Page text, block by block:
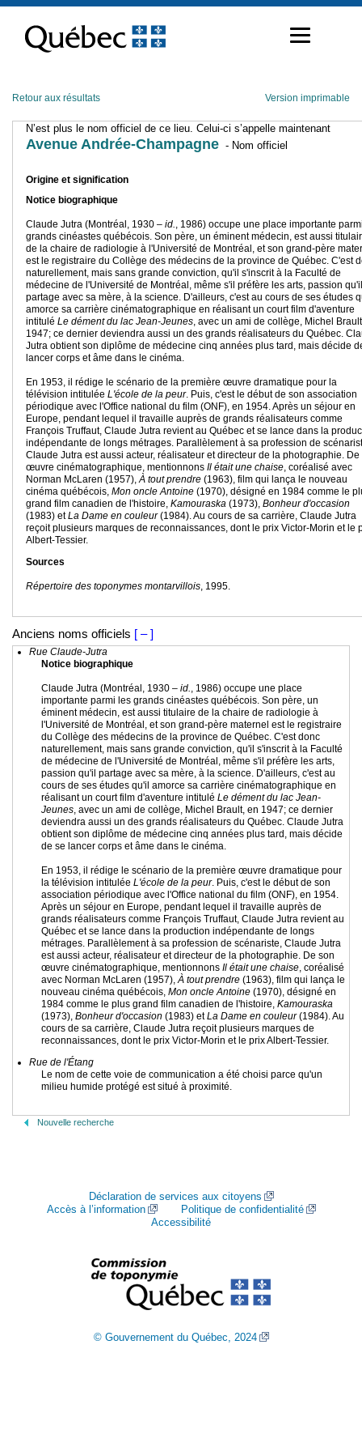
contenu
Retour aux résultats Version imprimable
N’est plus le nom officiel de ce lieu. Celui-ci s’appelle maintenant
Avenue Andrée-Champagne - Nom officiel
Origine et signification
Notice biographique
Claude Jutra (Montréal, 1930 – id., 1986) occupe une place importante
grands cinéastes québécois. Son père, un éminent médecin, est aussi
de la chaire de radiologie à l'Université de Montréal, et son grand-père
est le registraire du Collège des médecins de la province de Québec. C'est
naturellement, mais sans grande conviction, qu'il s'inscrit à la Faculté de
médecine de l'Université de Montréal, même s'il préfère les arts, passion qu'il
partage avec sa mère, à la science. D'ailleurs, c'est au cours de ses études
amorce sa carrière cinématographique en réalisant un court film d'aventure
intitulé Le dément du lac Jean-Jeunes, avec un ami de collège, Michel
1947; ce dernier deviendra aussi un des grands réalisateurs du Québec.
Jutra obtient son diplôme de médecine cinq années plus tard, mais décide
lancer corps et âme dans le cinéma.
En 1953, il rédige le scénario de la première œuvre dramatique pour la
télévision intitulée L'école de la peur. Puis, c'est le début de son association
périodique avec l'Office national du film (ONF), en 1954. Après un séjour en
Europe, pendant lequel il travaille auprès de grands réalisateurs comme
François Truffaut, Claude Jutra revient au Québec et se lance dans la
indépendante de longs métrages. Parallèlement à sa profession de
Claude Jutra est aussi acteur, réalisateur et directeur de la photographie. De
œuvre cinématographique, mentionnons Il était une chaise, coréalisé avec
Norman McLaren (1957),À tout prendre (1963), film qui lança le nouveau
cinéma québécois, Mon oncle Antoine (1970), désigné en 1984 comme le
grand film canadien de l'histoire, Kamouraska (1973), Bonheur d'occasion
(1983) etLa Dame en couleur(1984). Au cours de sa carrière, Claude Jutra
reçoit plusieurs marques de reconnaissances, dont le prix Victor-Morin et le
Albert-Tessier.
Sources
Répertoire des toponymes montarvillois, 1995.
Anciens noms officiels [ – ]
Rue Claude-Jutra
Notice biographique
Claude Jutra (Montréal, 1930 – id., 1986) occupe une place
importante parmi les grands cinéastes québécois. Son père, un
éminent médecin, est aussi titulaire de la chaire de radiologie à
l'Université de Montréal, et son grand-père maternel est le registraire
du Collège des médecins de la province de Québec. C'est donc
naturellement, mais sans grande conviction, qu'il s'inscrit à la Faculté
de médecine de l'Université de Montréal, même s'il préfère les arts,
passion qu'il partage avec sa mère, à la science. D'ailleurs, c'est au
cours de ses études qu'il amorce sa carrière cinématographique en
réalisant un court film d'aventure intitulé Le dément du lac Jean-
Jeunes, avec un ami de collège, Michel Brault, en 1947; ce dernier
deviendra aussi un des grands réalisateurs du Québec. Claude Jutra
obtient son diplôme de médecine cinq années plus tard, mais décide
de se lancer corps et âme dans le cinéma.
En 1953, il rédige le scénario de la première œuvre dramatique pour
la télévision intitulée L'école de la peur. Puis, c'est le début de son
association périodique avec l'Office national du film (ONF), en 1954.
Après un séjour en Europe, pendant lequel il travaille auprès de
grands réalisateurs comme François Truffaut, Claude Jutra revient au
Québec et se lance dans la production indépendante de longs
métrages. Parallèlement à sa profession de scénariste, Claude Jutra
est aussi acteur, réalisateur et directeur de la photographie. De son
œuvre cinématographique, mentionnons Il était une chaise, coréalisé
avec Norman McLaren (1957),À tout prendre (1963), film qui lança le
nouveau cinéma québécois, Mon oncle Antoine (1970), désigné en
1984 comme le plus grand film canadien de l'histoire, Kamouraska
(1973), Bonheur d'occasion (1983) etLa Dame en couleur(1984). Au
cours de sa carrière, Claude Jutra reçoit plusieurs marques de
reconnaissances, dont le prix Victor-Morin et le prix Albert-Tessier.
Rue de l'Étang
Le nom de cette voie de communication a été choisi parce qu'un
milieu humide protégé est situé à proximité.
Nouvelle recherche
Déclaration de services aux citoyens
Accès à l’information
Politique de confidentialité
Accessibilité
© Gouvernement du Québec, 2024